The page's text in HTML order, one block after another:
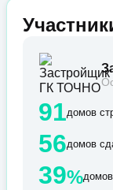
91домов
56домов
39%